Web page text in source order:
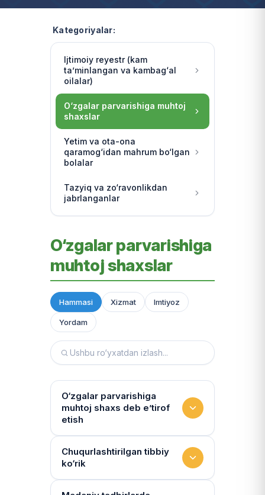
Kategoriyalar:
Ijtimoiy reyestr (kam
ta’minlangan va kambag‘al
oilalar)
O‘zgalar parvarishiga muhtoj
shaxslar
Yetim va ota-ona
qaramog‘idan mahrum bo‘lgan
bolalar
Tazyiq va zo‘ravonlikdan
jabrlanganlar
O‘zgalar parvarishiga
muhtoj shaxslar
Hammasi Xizmat Imtiyoz
Yordam
O‘zgalar parvarishiga
muhtoj shaxs deb e’tirof
etish
Yashash sharoitini kim
baholaydi?
Multidissiplinar guruh: "Inson"
Chuqurlashtirilgan tibbiy
ko‘rik